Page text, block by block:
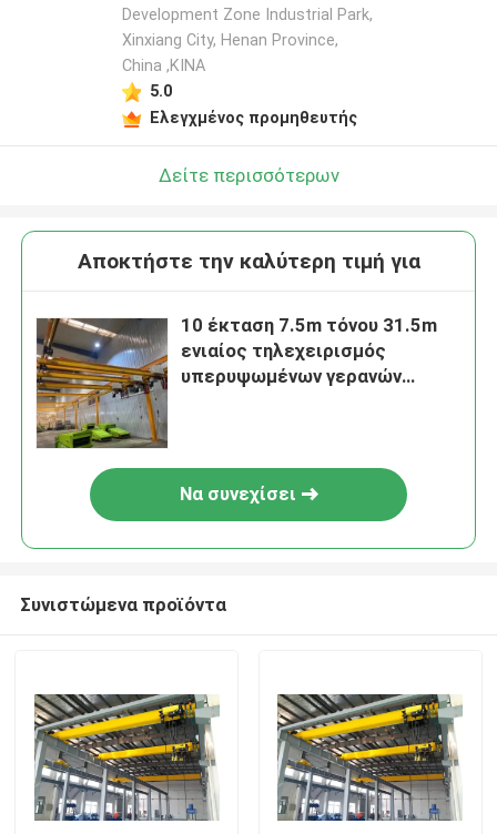
Development Zone Industrial Park,
Xinxiang City, Henan Province,
China ,ΚΙΝΑ
5.0
Ελεγχμένος προμηθευτής
Δείτε περισσότερων
Αποκτήστε την καλύτερη τιμή για
10 έκταση 7.5m τόνου 31.5m
ενιαίος τηλεχειρισμός
υπερυψωμένων γερανών
Να συνεχίσει
Συνιστώμενα προϊόντα